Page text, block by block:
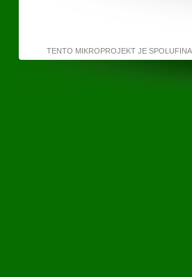
TENTO MIKROPROJEKT JE